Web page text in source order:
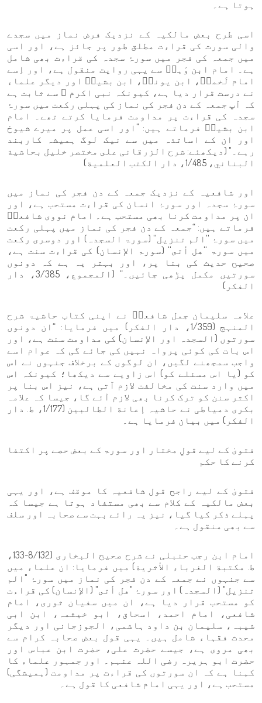
ہوتا ہے۔
اسی طرح بعض مالکیہ کے نزدیک فرض نماز میں سجدے
والی سورت کی قراءت مطلق طور پر جائز ہے، اور اسی
میں جمعہ کی فجر میں سورۂ سجدہ کی قراءت بھی شامل
ہے۔ امام ابن وَہبؒ سے یہی روایت منقول ہے، اور اِسے
امام لَخمیؒ، ابن یونسؒ، ابن بشیرؒ اور دیگر علماء
نے درست قرار دیا ہے، کیونکہ نبی اکرم ﷺ سے ثابت ہے
کہ آپ جمعہ کے دن فجر کی نماز کی پہلی رکعت میں سورۂ
سجدہ کی قراءت پر مداومت فرمایا کرتے تھے۔ امام
ابن بشیرؒ فرماتے ہیں: "اور اسی عمل پر میرے شیوخ
اور ان کے اساتذہ میں سے نیک لوگ ہمیشہ کاربند
رہے۔" (دیکھئے: شرح الزرقانی على مختصر خليل بحاشية
البناني، 1/485، دار الكتب العلمية)
اور شافعیہ کے نزدیک جمعہ کے دن فجر کی نماز میں
سورۂ سجدہ اور سورۂ انسان کی قراءت مستحب ہے، اور
ان پر مداومت کرنا بھی مستحب ہے۔ امام نووی شافعیؒ
فرماتے ہیں: “جمعہ کے دن فجر کی نماز میں پہلی رکعت
میں سورۂ ''الم تنزيل'' (سورۃ السجدہ) اور دوسری رکعت
میں سورۃ ''هل أتى'' (سورۃ الإنسان) کی قراءت سنت ہے،
صحیح حدیث کی بنا پر، اور بہتر یہ ہے کہ دونوں
سورتیں مکمل پڑھی جائیں۔” (المجموع، 3/385، دار
الفكر)
علامہ سلیمان جمل شافعیؒ نے اپنی کتاب حاشیۃ شرح
المنہج (1/359، دار الفكر) میں فرمایا: “ان دونوں
سورتوں (السجدہ اور الإنسان) کی مداومت سنت ہے، اور
اس بات کی کوئی پرواہ نہیں کی جائے گی کہ عوام اسے
واجب سمجھنے لگیں، ان لوگوں کے برخلاف جنہوں نے اس
کو (یا اس مسئلے کو) اس زاویے سے دیکھا؛ کیونکہ اس
میں وارد سنت کی مخالفت لازم آتی ہے، نیز اس بنا پر
اکثر سنن کو ترک کرنا بھی لازم آئے گا، جیسا کہ علامہ
بکری دمیاطی نے حاشیہ إعانة الطالبين (1/177، ط. دار
الفكر) میں بیان فرمایا ہے۔
فتویٰ کے لیے قولِ مختار اور سورۃ کے بعض حصے پر اکتفا
کرنے کا حکم
فتویٰ کے لیے راجح قول شافعیہ کا موقف ہے، اور یہی
بعض مالکیہ کے کلام سے بھی مستفاد ہوتا ہے جیسا کہ
پہلے ذکر کیا گیا، نیز یہ رائے بہت سے صحابہ اور سلف
سے بھی منقول ہے۔
امام ابن رجب حنبلی نے شرح صحیح البخاری (8/132-133،
ط. مكتبة الغرباء الأثرية) میں فرمایا: ان علماء میں
سے جنہوں نے جمعہ کے دن فجر کی نماز میں سورۂ "الم
تنزیل" (السجدہ) اور سورۂ "هل أتى" (الإنسان) کی قراءت
کو مستحب قرار دیا ہے، ان میں سفیان ثوری، امام
شافعی، امام احمد، اسحاق، ابو خیثمہ، ابن ابی
شیبہ، سلیمان بن داود ہاشمی، الجوزجانی اور دیگر
محدث فقہاء شامل ہیں۔ یہی قول بعض صحابہ کرام سے
بھی مروی ہے، جیسے حضرت علی، حضرت ابن عباس اور
حضرت ابو ہریرہ رضی اللہ عنہم۔ اور جمہور علماء کا
کہنا ہے کہ ان سورتوں کی قراءت پر مداومت (ہمیشگی)
مستحب ہے، اور یہی امام شافعی کا قول ہے۔